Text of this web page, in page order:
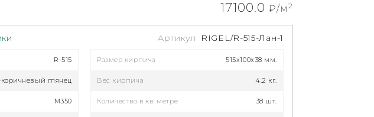
17100.0 ₽/м 2
Артикул RIGEL/R-515-Лан-1
R-515
глянец
M350
Размер кирпича 515x100x38 мм.
Вес кирпича 4.2 кг.
Количество в кв. метре 38 шт.